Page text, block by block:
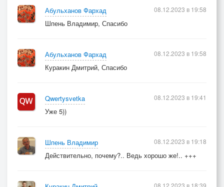
Абульханов Фархад
Шпень Владимир, Спасибо
08.12.2023 в 19:58
Абульханов Фархад
Куракин Дмитрий, Спасибо
08.12.2023 в 19:58
Qwertysvetka
Уже 5))
08.12.2023 в 19:41
Шпень Владимир
Действительно, почему?.. Ведь хорошо же!.. +++
08.12.2023 в 19:18
08.12.2023 в 18:39